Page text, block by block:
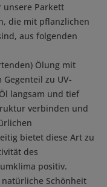
unsere Parkett
die mit pflanzlichen
aus folgenden
Ölung mit
zu UV-
langsam und tief
verbinden und
bietet diese Art zu
des
positiv.
Schönheit